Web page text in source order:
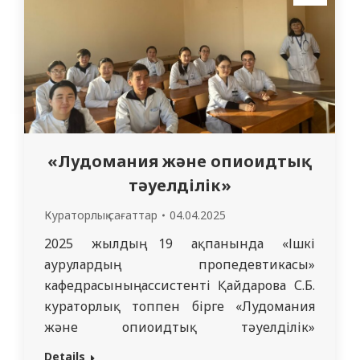
«Лудомания және опиоидтық
тәуелділік»
Кураторлық сағаттар 04.04.2025
2025 жылдың 19 ақпанында «Ішкі
аурулардың пропедевтикасы»
кафедрасының ассистенті Қайдарова С.Б.
кураторлық топпен бірге «Лудомания
және опиоидтық тәуелділік»
тақырыбында кураторлық сағат өткізді.
Details